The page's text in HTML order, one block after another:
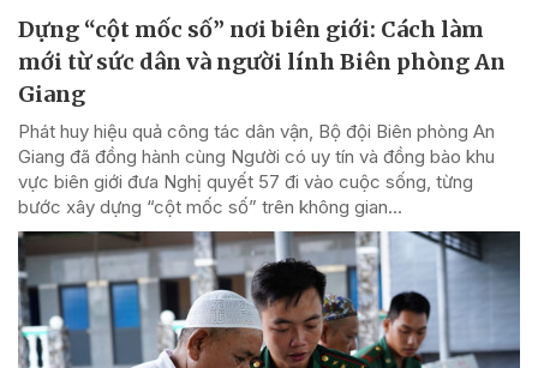
Dựng “cột mốc số” nơi biên giới: Cách làm
mới từ sức dân và người lính Biên phòng An
Giang
Phát huy hiệu quả công tác dân vận, Bộ đội Biên phòng An
Giang đã đồng hành cùng Người có uy tín và đồng bào khu
vực biên giới đưa Nghị quyết 57 đi vào cuộc sống, từng
bước xây dựng “cột mốc số” trên không gian...